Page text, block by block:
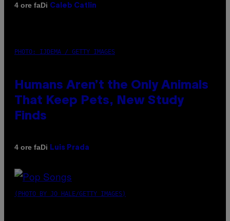
4 ore faDi Caleb Catlin
PHOTO: IJDEMA / GETTY IMAGES
Humans Aren’t the Only Animals
That Keep Pets, New Study
Finds
4 ore faDi Luis Prada
(PHOTO BY JO HALE/GETTY IMAGES)